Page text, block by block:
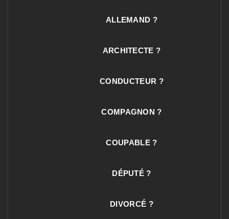
ALLEMAND ?
ARCHITECTE ?
CONDUCTEUR ?
COMPAGNON ?
COUPABLE ?
DÉPUTÉ ?
DIVORCÉ ?